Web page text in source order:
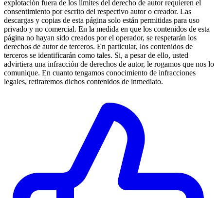
explotación fuera de los límites del derecho de autor requieren el
consentimiento por escrito del respectivo autor o creador. Las
descargas y copias de esta página solo están permitidas para uso
privado y no comercial. En la medida en que los contenidos de esta
página no hayan sido creados por el operador, se respetarán los
derechos de autor de terceros. En particular, los contenidos de
terceros se identificarán como tales. Si, a pesar de ello, usted
advirtiera una infracción de derechos de autor, le rogamos que nos lo
comunique. En cuanto tengamos conocimiento de infracciones
legales, retiraremos dichos contenidos de inmediato.